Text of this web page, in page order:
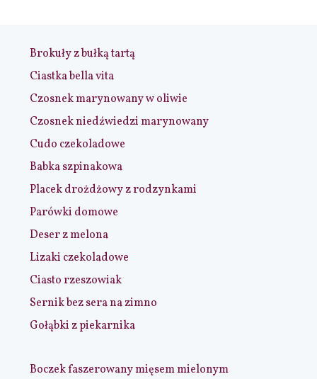
Brokuły z bułką tartą
Ciastka bella vita
Czosnek marynowany w oliwie
Czosnek niedźwiedzi marynowany
Cudo czekoladowe
Babka szpinakowa
Placek drożdżowy z rodzynkami
Parówki domowe
Deser z melona
Lizaki czekoladowe
Ciasto rzeszowiak
Sernik bez sera na zimno
Gołąbki z piekarnika
Boczek faszerowany mięsem mielonym